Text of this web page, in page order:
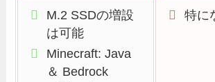
M.2 SSDの増設
は可能
Minecraft: Java
＆ Bedrock
特に